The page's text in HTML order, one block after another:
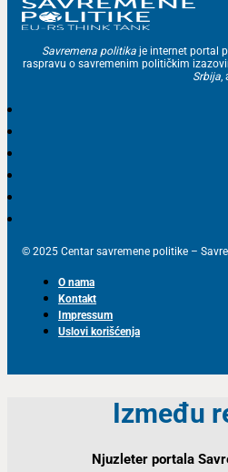
Savremena politika je internet portal
raspravu o savremenim političkim
Srbija,
© 2025 Centar savremene politike –
O nama
Kontakt
Impressum
Uslovi korišćenja
Između
Njuzleter portala